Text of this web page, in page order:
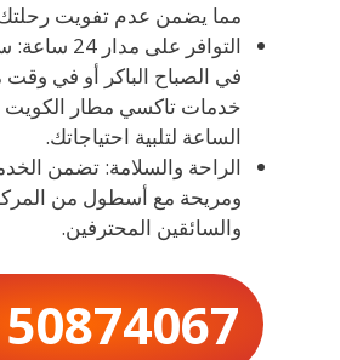
مما يضمن عدم تفويت
التوافر على
في الصباح الباكر أو في وقت
خدمات تاكسي مطار الكويت
الساعة لتلبية احتياجاتك.
الراحة والسلامة: تضمن
ومريحة مع أسطول من
والسائقين المحترفين.